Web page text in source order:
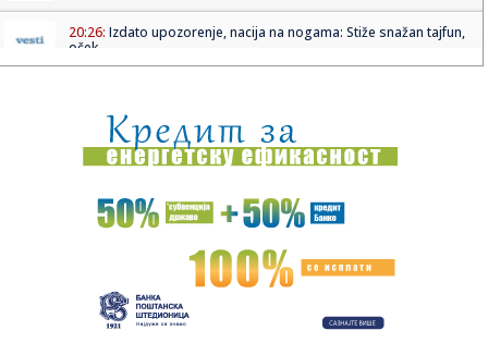
20:26: Izdato upozorenje, nacija na nogama: Stiže snažan tajfun,
oček...
20:21:Stoner o Banjaji: "Žao mi je"
20:21:SRBIN UTIŠAO SOLUN: Za ovo mu je bilo potrebno samo
16 sekundi!
Izbor novog visokog predstavnika u BiH posle oktobarskih
20:14:Brza pruga između Beograda i Budimpešte najavljena za